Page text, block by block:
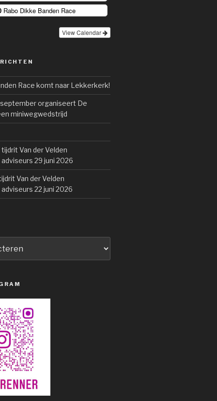
Rabo Dikke Banden Race
View Calendar
Race komt naar Lekkerkerk!
organiseert De
miniwegwedstrijd
Van der Velden
29 juni 2026
Van der Velden
22 juni 2026